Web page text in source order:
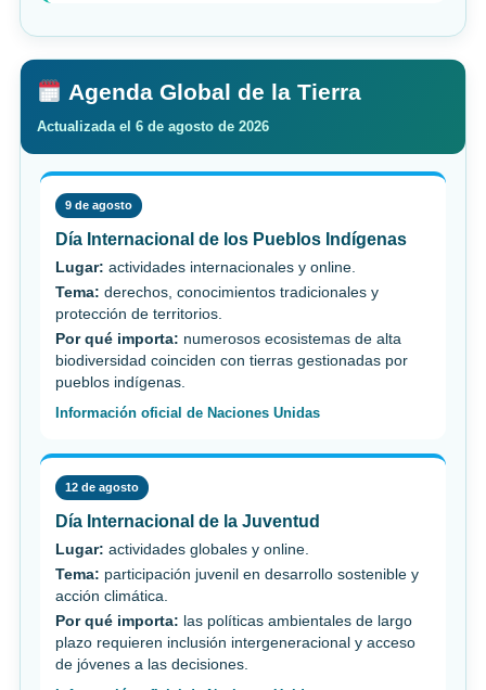
Agenda Global de la Tierra
Actualizada el 6 de agosto de 2026
9 de agosto
Día Internacional de los Pueblos Indígenas
Lugar: actividades internacionales y online.
Tema: derechos, conocimientos tradicionales y
protección de territorios.
Por qué importa: numerosos ecosistemas de alta
biodiversidad coinciden con tierras gestionadas por
pueblos indígenas.
Información oficial de Naciones Unidas
12 de agosto
Día Internacional de la Juventud
Lugar: actividades globales y online.
Tema: participación juvenil en desarrollo sostenible y
acción climática.
Por qué importa: las políticas ambientales de largo
plazo requieren inclusión intergeneracional y acceso
de jóvenes a las decisiones.